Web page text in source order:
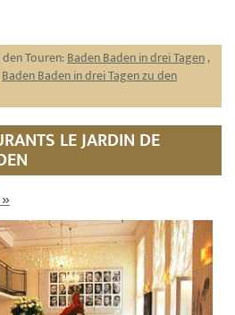
Touren:Baden Baden in drei Tagen,
Baden Baden in drei Tagen zu den
LE JARDIN DE